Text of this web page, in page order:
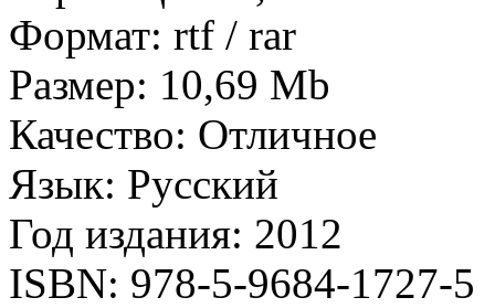
Формат: rtf / rar
Размер: 10,69 Mb
Качество: Отличное
Язык: Русский
Год издания: 2012
ISBN: 978-5-9684-1727-5